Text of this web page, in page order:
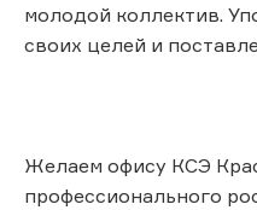
молодой коллектив.
своих целей и
Желаем офису КСЭ
профессионального